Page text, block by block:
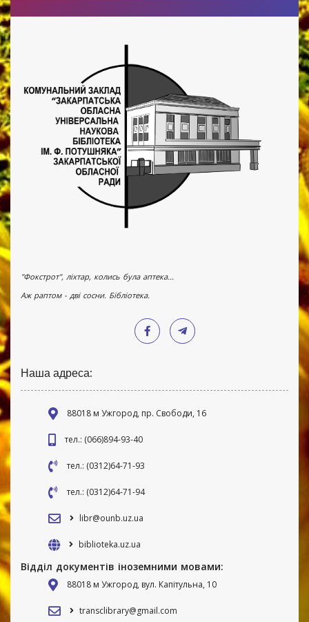
"Фокстрот", ліхтар, колись була аптека...
Аж раптом - дві сосни. Бібліотека.
Наша адреса:
88018 м Ужгород, пр. Свободи, 16
тел.: (066)894-93-40
тел.: (0312)64-71-93
тел.: (0312)64-71-94
libr@ounb.uz.ua
biblioteka.uz.ua
Відділ документів іноземними мовами:
88018 м Ужгород, вул. Капітульна, 10
transclibrary@gmail.com